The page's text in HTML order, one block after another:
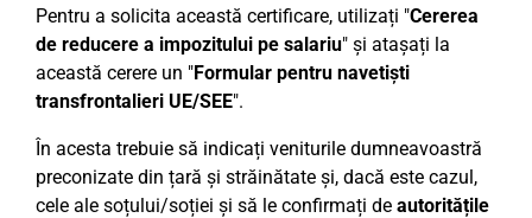
Pentru a solicita această certificare, utilizați "Cererea
de reducere a impozitului pe salariu" și atașați la
această cerere un "Formular pentru navetiști
transfrontalieri UE/SEE".
În acesta trebuie să indicați veniturile dumneavoastră
preconizate din țară și străinătate și, dacă este cazul,
cele ale soțului/soției și să le confirmați de autoritățile